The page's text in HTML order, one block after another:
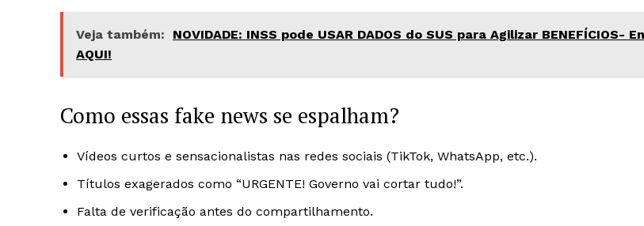
Veja também:
NOVIDADE: INSS pode USAR DADOS do SUS para Agilizar BENEFÍCIOS-
AQUI!
Como essas fake news se espalham?
Vídeos curtos e sensacionalistas nas redes sociais (TikTok, WhatsApp, etc.).
Títulos exagerados como “URGENTE! Governo vai cortar tudo!”.
Falta de verificação antes do compartilhamento.